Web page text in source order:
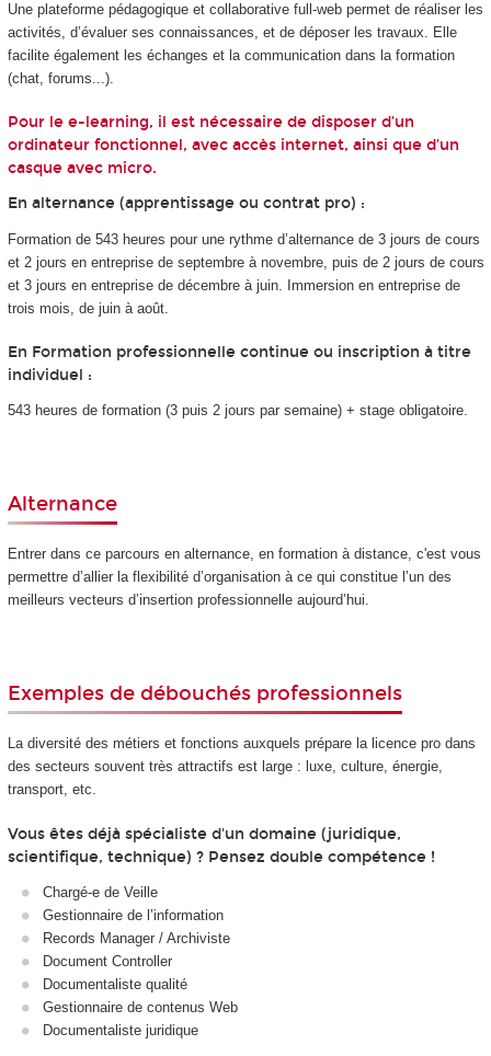
Une plateforme pédagogique et collaborative full-web permet de réaliser les
activités, d’évaluer ses connaissances, et de déposer les travaux. Elle
facilite également les échanges et la communication dans la formation
(chat, forums...).
Pour le e-learning, il est nécessaire de disposer d’un
ordinateur fonctionnel, avec accès internet, ainsi que d’un
casque avec micro.
En alternance (apprentissage ou contrat pro) :
Formation de 543 heures pour une rythme d’alternancede 3 jours de cours
et 2 jours en entreprise de septembre à novembre, puis de 2 jours de cours
et 3 jours en entreprise de décembre à juin. Immersion en entreprise de
trois mois, de juin à août.
En Formation professionnelle continue ou inscription à titre
individuel :
543 heures de formation (3 puis 2 jours par semaine) + stage obligatoire.
Alternance
Entrer dans ce parcours en alternance, en formation à distance, c'est vous
permettre d’allier la flexibilité d’organisation à ce qui constitue l’un des
meilleurs vecteurs d’insertion professionnelle aujourd’hui.
Exemples de débouchés professionnels
La diversité des métiers et fonctions auxquels prépare la licence pro dans
des secteurs souvent très attractifs est large : luxe, culture, énergie,
transport, etc.
Vous êtes déjà spécialiste d'un domaine (juridique,
scientifique, technique) ? Pensez double compétence !
Chargé‑e de Veille
Gestionnaire de l’information
Records Manager / Archiviste
Document Controller
Documentaliste qualité
Gestionnaire de contenus Web
Documentaliste juridique